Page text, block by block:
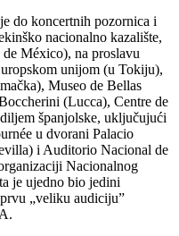
do koncertnih pozornica i
nacionalno kazalište,
México), na proslavu
unijom (u Tokiju),
Museo de Bellas
(Lucca), Centre de
španjolske, uključujući
u dvorani Palacio
i Auditorio Nacional de
Nacionalnog
je ujedno bio jedini
„veliku audiciju”